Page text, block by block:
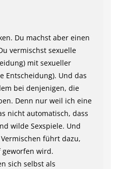
Du machst aber einen
vermischst sexuelle
mit sexueller
Entscheidung). Und das
bei denjenigen, die
Denn nur weil ich eine
nicht automatisch, dass
wilde Sexspiele. Und
führt dazu,
geworfen wird.
sich selbst als